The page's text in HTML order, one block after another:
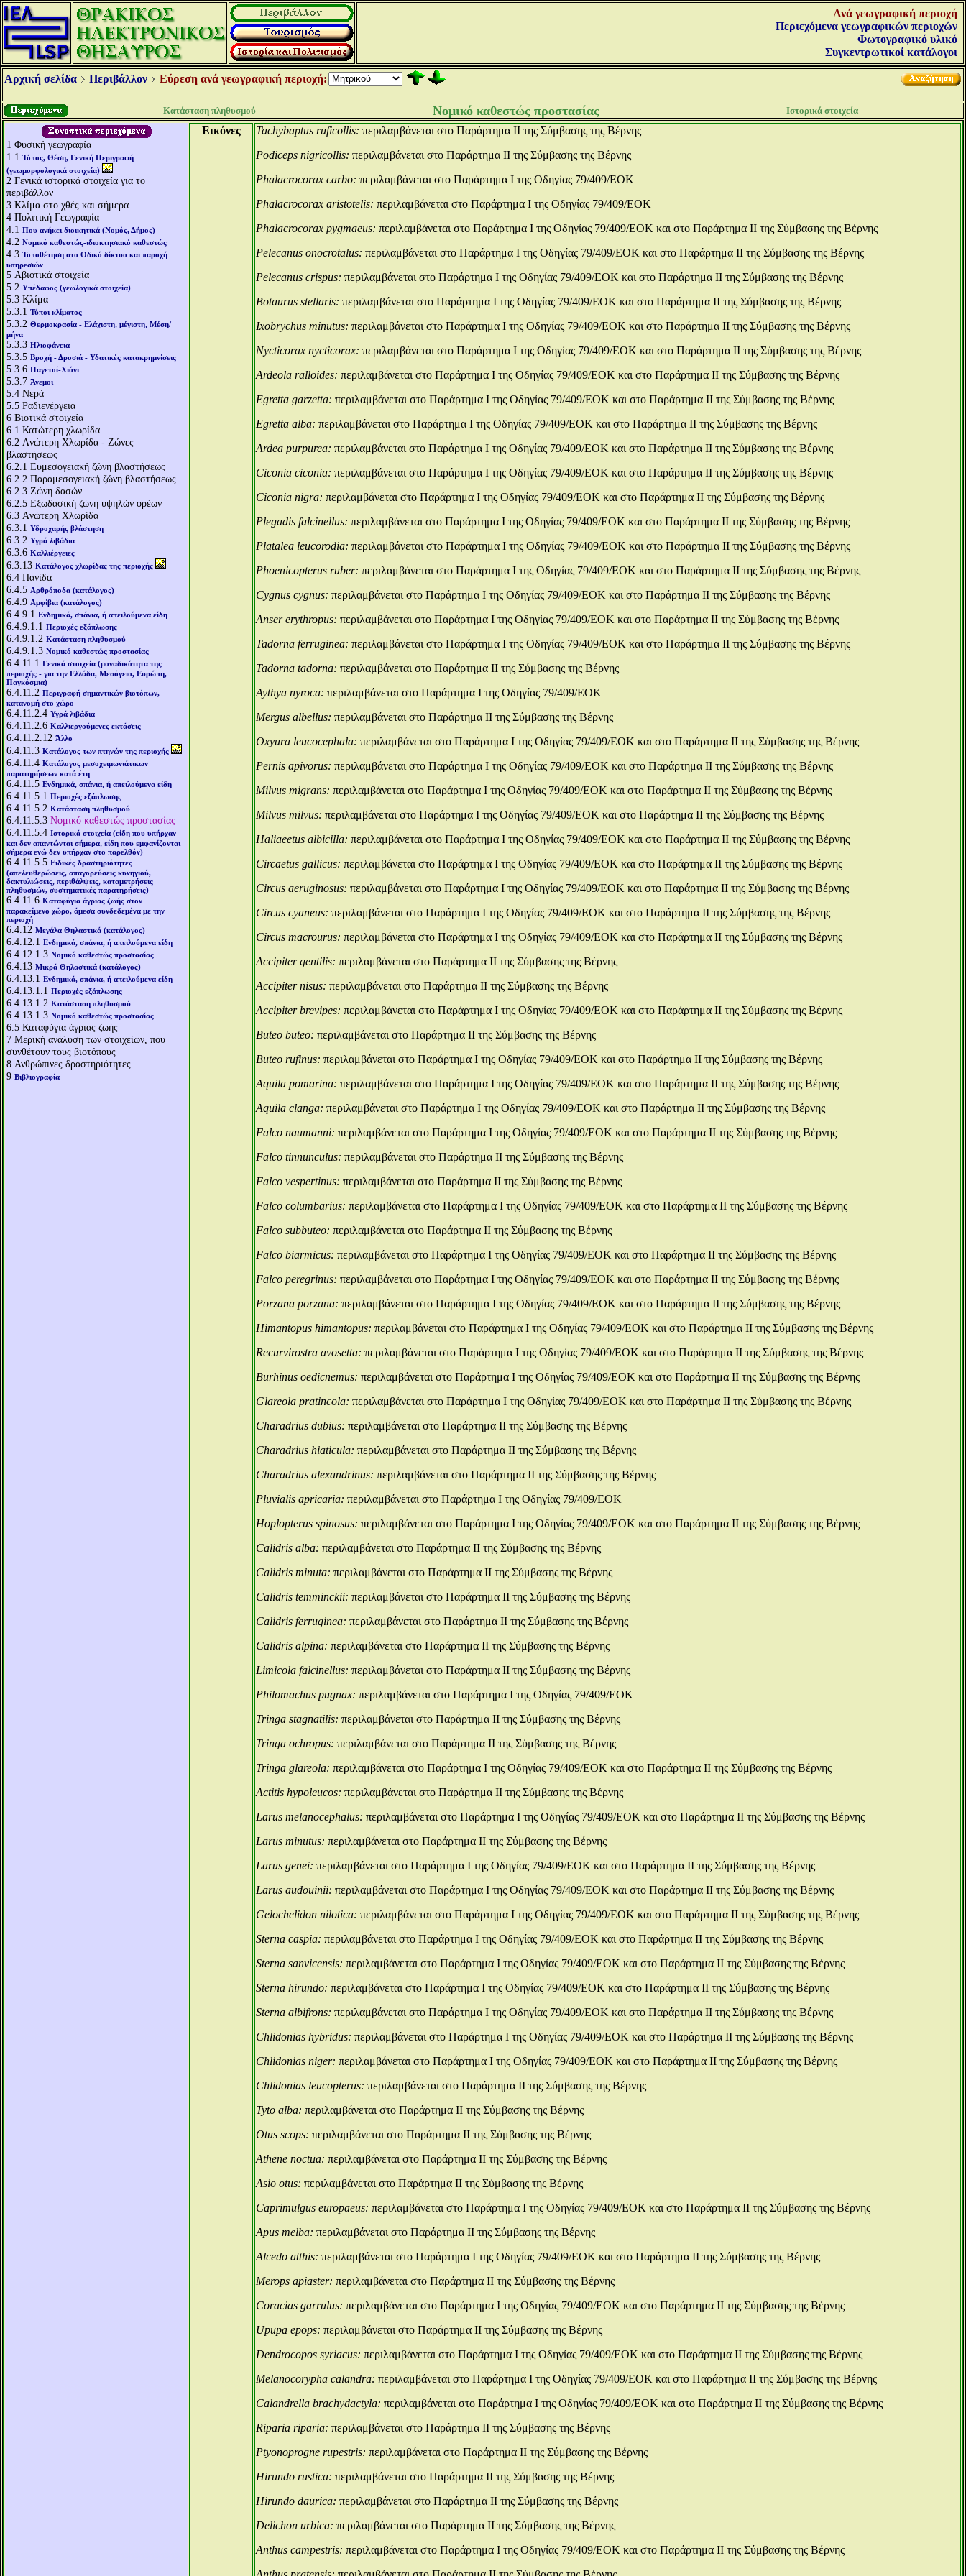
Ανά γεωγραφική περιοχή
Περιεχόμενα γεωγραφικών περιοχών
Φωτογραφικό υλικό
Συγκεντρωτικοί κατάλογοι
Αρχική σελίδα Περιβάλλον Εύρεση ανά γεωγραφική περιοχή:
Κατάσταση πληθυσμού Νομικό καθεστώς προστασίας Ιστορικά στοιχεία
1 Φυσική γεωγραφία
1.1 Τόπος, Θέση, Γενική Περιγραφή
(γεωμορφολογικά στοιχεία)
2 Γενικά ιστορικά στοιχεία για το
περιβάλλον
3 Κλίμα στο χθές και σήμερα
4 Πολιτική Γεωγραφία
4.1 Που ανήκει διοικητικά (Νομός, Δήμος)
4.2 Νομικό καθεστώς-ιδιοκτησιακό καθεστώς
4.3 Τοποθέτηση στο Οδικό δίκτυο και παροχή
υπηρεσιών
5 Αβιοτικά στοιχεία
5.2 Υπέδαφος (γεωλογικά στοιχεία)
5.3 Κλίμα
5.3.1 Τύποι κλίματος
5.3.2 Θερμοκρασία - Ελάχιστη, μέγιστη, Μέση/
μήνα
5.3.3 Ηλιοφάνεια
5.3.5 Βροχή - Δροσιά - Υδατικές κατακρημνίσεις
5.3.6 Παγετοί-Χιόνι
5.3.7 Άνεμοι
5.4 Νερά
5.5 Ραδιενέργεια
6 Βιοτικά στοιχεία
6.1 Κατώτερη χλωρίδα
6.2 Aνώτερη Χλωρίδα - Ζώνες
βλαστήσεως
6.2.1 Ευμεσογειακή ζώνη βλαστήσεως
6.2.2 Παραμεσογειακή ζώνη βλαστήσεως
6.2.3 Ζώνη δασών
6.2.5 Εξωδασική ζώνη υψηλών ορέων
6.3 Aνώτερη Χλωρίδα
6.3.1 Υδροχαρής βλάστηση
6.3.2 Υγρά λιβάδια
6.3.6 Καλλιέργειες
6.3.13 Κατάλογος χλωρίδας της περιοχής
6.4 Πανίδα
6.4.5 Αρθρόποδα (κατάλογος)
6.4.9 Αμφίβια (κατάλογος)
6.4.9.1 Ενδημικά, σπάνια, ή απειλούμενα είδη
6.4.9.1.1 Περιοχές εξάπλωσης
6.4.9.1.2 Κατάσταση πληθυσμού
6.4.9.1.3 Νομικό καθεστώς προστασίας
6.4.11.1 Γενικά στοιχεία (μοναδικότητα της
περιοχής - για την Ελλάδα, Μεσόγειο, Ευρώπη,
Παγκόσμια)
6.4.11.2 Περιγραφή σημαντικών βιοτόπων,
κατανομή στο χώρο
6.4.11.2.4 Υγρά λιβάδια
6.4.11.2.6 Καλλιεργούμενες εκτάσεις
6.4.11.2.12 Άλλο
6.4.11.3 Κατάλογος των πτηνών της περιοχής
6.4.11.4 Κατάλογος μεσοχειμωνιάτικων
παρατηρήσεων κατά έτη
6.4.11.5 Ενδημικά, σπάνια, ή απειλούμενα είδη
6.4.11.5.1 Περιοχές εξάπλωσης
6.4.11.5.2 Κατάσταση πληθυσμού
6.4.11.5.3 Νομικό καθεστώς προστασίας
6.4.11.5.4 Ιστορικά στοιχεία (είδη που υπήρχαν
και δεν απαντώνται σήμερα, είδη που εμφανίζονται
σήμερα ενώ δεν υπήρχαν στο παρελθόν)
6.4.11.5.5 Ειδικές δραστηριότητες
(απελευθερώσεις, απαγορεύσεις κυνηγιού,
δακτυλιώσεις, περιθάλψεις, καταμετρήσεις
πληθυσμών, συστηματικές παρατηρήσεις)
6.4.11.6 Καταφύγια άγριας ζωής στον
παρακείμενο χώρο, άμεσα συνδεδεμένα με την
περιοχή
6.4.12 Μεγάλα Θηλαστικά (κατάλογος)
6.4.12.1 Ενδημικά, σπάνια, ή απειλούμενα είδη
6.4.12.1.3 Νομικό καθεστώς προστασίας
6.4.13 Μικρά Θηλαστικά (κατάλογος)
6.4.13.1 Ενδημικά, σπάνια, ή απειλούμενα είδη
6.4.13.1.1 Περιοχές εξάπλωσης
6.4.13.1.2 Κατάσταση πληθυσμού
6.4.13.1.3 Νομικό καθεστώς προστασίας
6.5 Καταφύγια άγριας ζωής
7 Μερική ανάλυση των στοιχείων, που
συνθέτουν τους βιοτόπους
8 Ανθρώπινες δραστηριότητες
9 Βιβλιογραφία
Εικόνες Tachybaptus ruficollis: περιλαμβάνεται στο Παράρτημα ΙΙ της Σύμβασης της Βέρνης
Podiceps nigricollis: περιλαμβάνεται στο Παράρτημα ΙΙ της Σύμβασης της Βέρνης
Phalacrocorax carbo: περιλαμβάνεται στο Παράρτημα Ι της Οδηγίας 79/409/ΕΟΚ
Phalacrocorax aristotelis: περιλαμβάνεται στο Παράρτημα Ι της Οδηγίας 79/409/ΕΟΚ
Phalacrocorax pygmaeus: περιλαμβάνεται στο Παράρτημα Ι της Οδηγίας 79/409/ΕΟΚ και στο Παράρτημα ΙΙ της Σύμβασης της Βέρνης
Pelecanus onocrotalus: περιλαμβάνεται στο Παράρτημα Ι της Οδηγίας 79/409/ΕΟΚ και στο Παράρτημα ΙΙ της Σύμβασης της Βέρνης
Pelecanus crispus: περιλαμβάνεται στο Παράρτημα Ι της Οδηγίας 79/409/ΕΟΚ και στο Παράρτημα ΙΙ της Σύμβασης της Βέρνης
Botaurus stellaris: περιλαμβάνεται στο Παράρτημα Ι της Οδηγίας 79/409/ΕΟΚ και στο Παράρτημα ΙΙ της Σύμβασης της Βέρνης
Ixobrychus minutus: περιλαμβάνεται στο Παράρτημα Ι της Οδηγίας 79/409/ΕΟΚ και στο Παράρτημα ΙΙ της Σύμβασης της Βέρνης
Nycticorax nycticorax: περιλαμβάνεται στο Παράρτημα Ι της Οδηγίας 79/409/ΕΟΚ και στο Παράρτημα ΙΙ της Σύμβασης της Βέρνης
Ardeola ralloides: περιλαμβάνεται στο Παράρτημα Ι της Οδηγίας 79/409/ΕΟΚ και στο Παράρτημα ΙΙ της Σύμβασης της Βέρνης
Egretta garzetta: περιλαμβάνεται στο Παράρτημα Ι της Οδηγίας 79/409/ΕΟΚ και στο Παράρτημα ΙΙ της Σύμβασης της Βέρνης
Egretta alba: περιλαμβάνεται στο Παράρτημα Ι της Οδηγίας 79/409/ΕΟΚ και στο Παράρτημα ΙΙ της Σύμβασης της Βέρνης
Ardea purpurea: περιλαμβάνεται στο Παράρτημα Ι της Οδηγίας 79/409/ΕΟΚ και στο Παράρτημα ΙΙ της Σύμβασης της Βέρνης
Ciconia ciconia: περιλαμβάνεται στο Παράρτημα Ι της Οδηγίας 79/409/ΕΟΚ και στο Παράρτημα ΙΙ της Σύμβασης της Βέρνης
Ciconia nigra: περιλαμβάνεται στο Παράρτημα Ι της Οδηγίας 79/409/ΕΟΚ και στο Παράρτημα ΙΙ της Σύμβασης της Βέρνης
Plegadis falcinellus: περιλαμβάνεται στο Παράρτημα Ι της Οδηγίας 79/409/ΕΟΚ και στο Παράρτημα ΙΙ της Σύμβασης της Βέρνης
Platalea leucorodia: περιλαμβάνεται στο Παράρτημα Ι της Οδηγίας 79/409/ΕΟΚ και στο Παράρτημα ΙΙ της Σύμβασης της Βέρνης
Phoenicopterus ruber: περιλαμβάνεται στο Παράρτημα Ι της Οδηγίας 79/409/ΕΟΚ και στο Παράρτημα ΙΙ της Σύμβασης της Βέρνης
Cygnus cygnus: περιλαμβάνεται στο Παράρτημα Ι της Οδηγίας 79/409/ΕΟΚ και στο Παράρτημα ΙΙ της Σύμβασης της Βέρνης
Anser erythropus: περιλαμβάνεται στο Παράρτημα Ι της Οδηγίας 79/409/ΕΟΚ και στο Παράρτημα ΙΙ της Σύμβασης της Βέρνης
Tadorna ferruginea: περιλαμβάνεται στο Παράρτημα Ι της Οδηγίας 79/409/ΕΟΚ και στο Παράρτημα ΙΙ της Σύμβασης της Βέρνης
Tadorna tadorna: περιλαμβάνεται στο Παράρτημα ΙΙ της Σύμβασης της Βέρνης
Aythya nyroca: περιλαμβάνεται στο Παράρτημα Ι της Οδηγίας 79/409/ΕΟΚ
Mergus albellus: περιλαμβάνεται στο Παράρτημα ΙΙ της Σύμβασης της Βέρνης
Oxyura leucocephala: περιλαμβάνεται στο Παράρτημα Ι της Οδηγίας 79/409/ΕΟΚ και στο Παράρτημα ΙΙ της Σύμβασης της Βέρνης
Pernis apivorus: περιλαμβάνεται στο Παράρτημα Ι της Οδηγίας 79/409/ΕΟΚ και στο Παράρτημα ΙΙ της Σύμβασης της Βέρνης
Milvus migrans: περιλαμβάνεται στο Παράρτημα Ι της Οδηγίας 79/409/ΕΟΚ και στο Παράρτημα ΙΙ της Σύμβασης της Βέρνης
Milvus milvus: περιλαμβάνεται στο Παράρτημα Ι της Οδηγίας 79/409/ΕΟΚ και στο Παράρτημα ΙΙ της Σύμβασης της Βέρνης
Haliaeetus albicilla: περιλαμβάνεται στο Παράρτημα Ι της Οδηγίας 79/409/ΕΟΚ και στο Παράρτημα ΙΙ της Σύμβασης της Βέρνης
Circaetus gallicus: περιλαμβάνεται στο Παράρτημα Ι της Οδηγίας 79/409/ΕΟΚ και στο Παράρτημα ΙΙ της Σύμβασης της Βέρνης
Circus aeruginosus: περιλαμβάνεται στο Παράρτημα Ι της Οδηγίας 79/409/ΕΟΚ και στο Παράρτημα ΙΙ της Σύμβασης της Βέρνης
Circus cyaneus: περιλαμβάνεται στο Παράρτημα Ι της Οδηγίας 79/409/ΕΟΚ και στο Παράρτημα ΙΙ της Σύμβασης της Βέρνης
Circus macrourus: περιλαμβάνεται στο Παράρτημα Ι της Οδηγίας 79/409/ΕΟΚ και στο Παράρτημα ΙΙ της Σύμβασης της Βέρνης
Accipiter gentilis: περιλαμβάνεται στο Παράρτημα ΙΙ της Σύμβασης της Βέρνης
Accipiter nisus: περιλαμβάνεται στο Παράρτημα ΙΙ της Σύμβασης της Βέρνης
Accipiter brevipes: περιλαμβάνεται στο Παράρτημα Ι της Οδηγίας 79/409/ΕΟΚ και στο Παράρτημα ΙΙ της Σύμβασης της Βέρνης
Buteo buteo: περιλαμβάνεται στο Παράρτημα ΙΙ της Σύμβασης της Βέρνης
Buteo rufinus: περιλαμβάνεται στο Παράρτημα Ι της Οδηγίας 79/409/ΕΟΚ και στο Παράρτημα ΙΙ της Σύμβασης της Βέρνης
Aquila pomarina: περιλαμβάνεται στο Παράρτημα Ι της Οδηγίας 79/409/ΕΟΚ και στο Παράρτημα ΙΙ της Σύμβασης της Βέρνης
Aquila clanga: περιλαμβάνεται στο Παράρτημα Ι της Οδηγίας 79/409/ΕΟΚ και στο Παράρτημα ΙΙ της Σύμβασης της Βέρνης
Falco naumanni: περιλαμβάνεται στο Παράρτημα Ι της Οδηγίας 79/409/ΕΟΚ και στο Παράρτημα ΙΙ της Σύμβασης της Βέρνης
Falco tinnunculus: περιλαμβάνεται στο Παράρτημα ΙΙ της Σύμβασης της Βέρνης
Falco vespertinus: περιλαμβάνεται στο Παράρτημα ΙΙ της Σύμβασης της Βέρνης
Falco columbarius: περιλαμβάνεται στο Παράρτημα Ι της Οδηγίας 79/409/ΕΟΚ και στο Παράρτημα ΙΙ της Σύμβασης της Βέρνης
Falco subbuteo: περιλαμβάνεται στο Παράρτημα ΙΙ της Σύμβασης της Βέρνης
Falco biarmicus: περιλαμβάνεται στο Παράρτημα Ι της Οδηγίας 79/409/ΕΟΚ και στο Παράρτημα ΙΙ της Σύμβασης της Βέρνης
Falco peregrinus: περιλαμβάνεται στο Παράρτημα Ι της Οδηγίας 79/409/ΕΟΚ και στο Παράρτημα ΙΙ της Σύμβασης της Βέρνης
Porzana porzana: περιλαμβάνεται στο Παράρτημα Ι της Οδηγίας 79/409/ΕΟΚ και στο Παράρτημα ΙΙ της Σύμβασης της Βέρνης
Himantopus himantopus: περιλαμβάνεται στο Παράρτημα Ι της Οδηγίας 79/409/ΕΟΚ και στο Παράρτημα ΙΙ της Σύμβασης της Βέρνης
Recurvirostra avosetta: περιλαμβάνεται στο Παράρτημα Ι της Οδηγίας 79/409/ΕΟΚ και στο Παράρτημα ΙΙ της Σύμβασης της Βέρνης
Burhinus oedicnemus: περιλαμβάνεται στο Παράρτημα Ι της Οδηγίας 79/409/ΕΟΚ και στο Παράρτημα ΙΙ της Σύμβασης της Βέρνης
Glareola pratincola: περιλαμβάνεται στο Παράρτημα Ι της Οδηγίας 79/409/ΕΟΚ και στο Παράρτημα ΙΙ της Σύμβασης της Βέρνης
Charadrius dubius: περιλαμβάνεται στο Παράρτημα ΙΙ της Σύμβασης της Βέρνης
Charadrius hiaticula: περιλαμβάνεται στο Παράρτημα ΙΙ της Σύμβασης της Βέρνης
Charadrius alexandrinus: περιλαμβάνεται στο Παράρτημα ΙΙ της Σύμβασης της Βέρνης
Pluvialis apricaria: περιλαμβάνεται στο Παράρτημα Ι της Οδηγίας 79/409/ΕΟΚ
Hoplopterus spinosus: περιλαμβάνεται στο Παράρτημα Ι της Οδηγίας 79/409/ΕΟΚ και στο Παράρτημα ΙΙ της Σύμβασης της Βέρνης
Calidris alba: περιλαμβάνεται στο Παράρτημα ΙΙ της Σύμβασης της Βέρνης
Calidris minuta: περιλαμβάνεται στο Παράρτημα ΙΙ της Σύμβασης της Βέρνης
Calidris temminckii: περιλαμβάνεται στο Παράρτημα ΙΙ της Σύμβασης της Βέρνης
Calidris ferruginea: περιλαμβάνεται στο Παράρτημα ΙΙ της Σύμβασης της Βέρνης
Calidris alpina: περιλαμβάνεται στο Παράρτημα ΙΙ της Σύμβασης της Βέρνης
Limicola falcinellus: περιλαμβάνεται στο Παράρτημα ΙΙ της Σύμβασης της Βέρνης
Philomachus pugnax: περιλαμβάνεται στο Παράρτημα Ι της Οδηγίας 79/409/ΕΟΚ
Tringa stagnatilis: περιλαμβάνεται στο Παράρτημα ΙΙ της Σύμβασης της Βέρνης
Tringa ochropus: περιλαμβάνεται στο Παράρτημα ΙΙ της Σύμβασης της Βέρνης
Tringa glareola: περιλαμβάνεται στο Παράρτημα Ι της Οδηγίας 79/409/ΕΟΚ και στο Παράρτημα ΙΙ της Σύμβασης της Βέρνης
Actitis hypoleucos: περιλαμβάνεται στο Παράρτημα ΙΙ της Σύμβασης της Βέρνης
Larus melanocephalus: περιλαμβάνεται στο Παράρτημα Ι της Οδηγίας 79/409/ΕΟΚ και στο Παράρτημα ΙΙ της Σύμβασης της Βέρνης
Larus minutus: περιλαμβάνεται στο Παράρτημα ΙΙ της Σύμβασης της Βέρνης
Larus genei: περιλαμβάνεται στο Παράρτημα Ι της Οδηγίας 79/409/ΕΟΚ και στο Παράρτημα ΙΙ της Σύμβασης της Βέρνης
Larus audouinii: περιλαμβάνεται στο Παράρτημα Ι της Οδηγίας 79/409/ΕΟΚ και στο Παράρτημα ΙΙ της Σύμβασης της Βέρνης
Gelochelidon nilotica: περιλαμβάνεται στο Παράρτημα Ι της Οδηγίας 79/409/ΕΟΚ και στο Παράρτημα ΙΙ της Σύμβασης της Βέρνης
Sterna caspia: περιλαμβάνεται στο Παράρτημα Ι της Οδηγίας 79/409/ΕΟΚ και στο Παράρτημα ΙΙ της Σύμβασης της Βέρνης
Sterna sanvicensis: περιλαμβάνεται στο Παράρτημα Ι της Οδηγίας 79/409/ΕΟΚ και στο Παράρτημα ΙΙ της Σύμβασης της Βέρνης
Sterna hirundo: περιλαμβάνεται στο Παράρτημα Ι της Οδηγίας 79/409/ΕΟΚ και στο Παράρτημα ΙΙ της Σύμβασης της Βέρνης
Sterna albifrons: περιλαμβάνεται στο Παράρτημα Ι της Οδηγίας 79/409/ΕΟΚ και στο Παράρτημα ΙΙ της Σύμβασης της Βέρνης
Chlidonias hybridus: περιλαμβάνεται στο Παράρτημα Ι της Οδηγίας 79/409/ΕΟΚ και στο Παράρτημα ΙΙ της Σύμβασης της Βέρνης
Chlidonias niger: περιλαμβάνεται στο Παράρτημα Ι της Οδηγίας 79/409/ΕΟΚ και στο Παράρτημα ΙΙ της Σύμβασης της Βέρνης
Chlidonias leucopterus: περιλαμβάνεται στο Παράρτημα ΙΙ της Σύμβασης της Βέρνης
Tyto alba: περιλαμβάνεται στο Παράρτημα ΙΙ της Σύμβασης της Βέρνης
Otus scops: περιλαμβάνεται στο Παράρτημα ΙΙ της Σύμβασης της Βέρνης
Athene noctua: περιλαμβάνεται στο Παράρτημα ΙΙ της Σύμβασης της Βέρνης
Asio otus: περιλαμβάνεται στο Παράρτημα ΙΙ της Σύμβασης της Βέρνης
Caprimulgus europaeus: περιλαμβάνεται στο Παράρτημα Ι της Οδηγίας 79/409/ΕΟΚ και στο Παράρτημα ΙΙ της Σύμβασης της Βέρνης
Apus melba: περιλαμβάνεται στο Παράρτημα ΙΙ της Σύμβασης της Βέρνης
Alcedo atthis: περιλαμβάνεται στο Παράρτημα Ι της Οδηγίας 79/409/ΕΟΚ και στο Παράρτημα ΙΙ της Σύμβασης της Βέρνης
Merops apiaster: περιλαμβάνεται στο Παράρτημα ΙΙ της Σύμβασης της Βέρνης
Coracias garrulus: περιλαμβάνεται στο Παράρτημα Ι της Οδηγίας 79/409/ΕΟΚ και στο Παράρτημα ΙΙ της Σύμβασης της Βέρνης
Upupa epops: περιλαμβάνεται στο Παράρτημα ΙΙ της Σύμβασης της Βέρνης
Dendrocopos syriacus: περιλαμβάνεται στο Παράρτημα Ι της Οδηγίας 79/409/ΕΟΚ και στο Παράρτημα ΙΙ της Σύμβασης της Βέρνης
Melanocorypha calandra: περιλαμβάνεται στο Παράρτημα Ι της Οδηγίας 79/409/ΕΟΚ και στο Παράρτημα ΙΙ της Σύμβασης της Βέρνης
Calandrella brachydactyla: περιλαμβάνεται στο Παράρτημα Ι της Οδηγίας 79/409/ΕΟΚ και στο Παράρτημα ΙΙ της Σύμβασης της Βέρνης
Riparia riparia: περιλαμβάνεται στο Παράρτημα ΙΙ της Σύμβασης της Βέρνης
Ptyonoprogne rupestris: περιλαμβάνεται στο Παράρτημα ΙΙ της Σύμβασης της Βέρνης
Hirundo rustica: περιλαμβάνεται στο Παράρτημα ΙΙ της Σύμβασης της Βέρνης
Hirundo daurica: περιλαμβάνεται στο Παράρτημα ΙΙ της Σύμβασης της Βέρνης
Delichon urbica: περιλαμβάνεται στο Παράρτημα ΙΙ της Σύμβασης της Βέρνης
Anthus campestris: περιλαμβάνεται στο Παράρτημα Ι της Οδηγίας 79/409/ΕΟΚ και στο Παράρτημα ΙΙ της Σύμβασης της Βέρνης